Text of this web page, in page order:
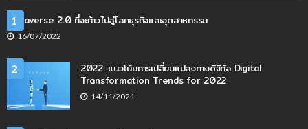
1
Metaverse 2.0 ที่จะก้าวไปสู่โลกธุรกิจและอุตสาหกรรม
16/07/2022
2
2022: แนวโน้มการเปลี่ยนแปลงทางดิจิทัล Digital
Transformation Trends for 2022
14/11/2021